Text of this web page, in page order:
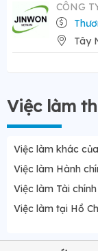
CÔNG
Tây
Việc làm
Việc làm khác
Việc làm Hành
Việc làm Tài
Việc làm tại Hồ